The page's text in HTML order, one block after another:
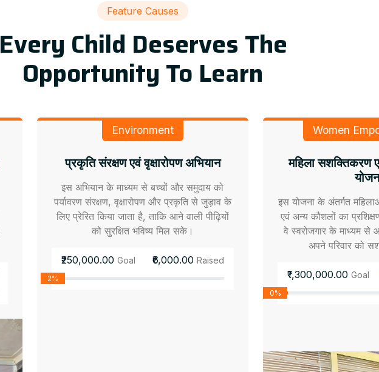
Feature Causes
Every Child Deserves The
Opportunity To Learn
Environment
प्रकृति संरक्षण एवं वृक्षारोपण अभियान
इस अभियान के माध्यम से बच्चों और समुदाय को
पर्यावरण संरक्षण, वृक्षारोपण और प्रकृति से जुड़ाव के
लिए प्रेरित किया जाता है, ताकि आने वाली पीढ़ियों
को सुरक्षित भविष्य मिल सके।
₹250,000.00 Goal ₹6,000.00 Raised
2%
Women
महिला सशक्तिकरण
इस योजना के अंतर्गत
एवं अन्य कौशलों का
वे स्वरोजगार के माध्यम से
अपने परिवार को
₹1,300,000.00 Goal
0%